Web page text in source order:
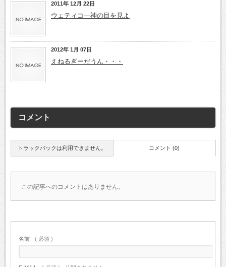
2011年 12月 22日
ウェティコ―神の目を見よ
2012年 1月 07日
えねるぎーだうん・・・
コメント
トラックバックは利用できません。 コメント (0)
この記事へのコメントはありません。
名前 ( 必須 )